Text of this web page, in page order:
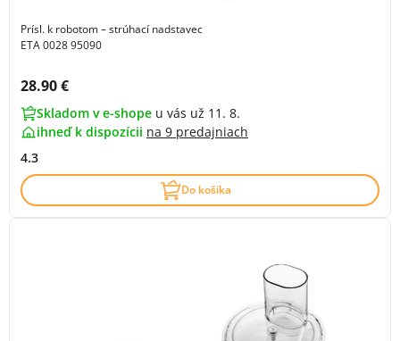
Prísl. k robotom – strúhací nadstavec
ETA 0028 95090
Cena s DPH:
28.90 €
Skladom v e-shope u vás už 11. 8.
ihneď k dispozícii na 9 predajniach
4.3
Do košíka